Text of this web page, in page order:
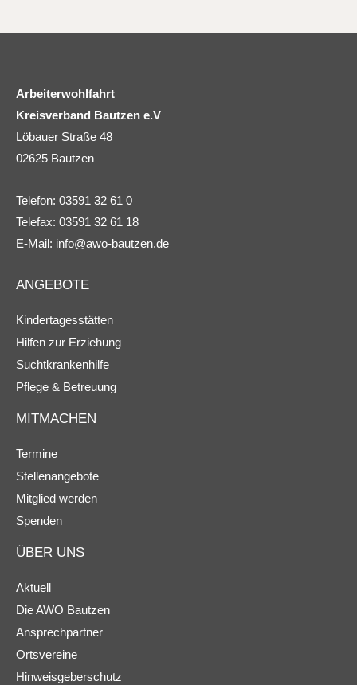
Arbeiterwohlfahrt
Kreisverband Bautzen e.V
Löbauer Straße 48
02625 Bautzen
Telefon: 03591 32 61 0
Telefax: 03591 32 61 18
E-Mail: info@awo-bautzen.de
ANGEBOTE
Kindertagesstätten
Hilfen zur Erziehung
Suchtkrankenhilfe
Pflege & Betreuung
MITMACHEN
Termine
Stellenangebote
Mitglied werden
Spenden
ÜBER UNS
Aktuell
Die AWO Bautzen
Ansprechpartner
Ortsvereine
Hinweisgeberschutz